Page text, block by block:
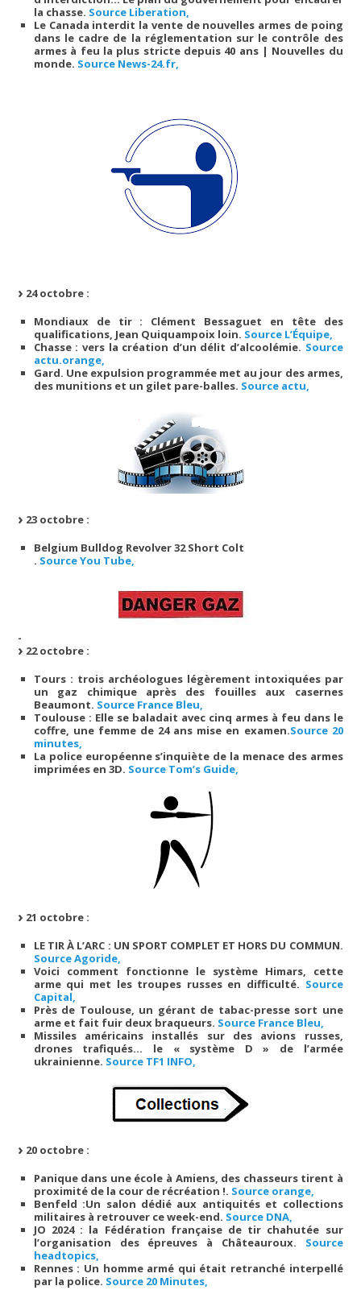
la chasse. Source Liberation,
Le Canada interdit la vente de nouvelles armes de poing
dans le cadre de la réglementation sur le contrôle des
armes à feu la plus stricte depuis 40 ans | Nouvelles du
monde. Source News-24.fr,
24 octobre :
Mondiaux de tir : Clément Bessaguet en tête des
qualifications, Jean Quiquampoix loin. Source L’Équipe,
Chasse : vers la création d’un délit d’alcoolémie. Source
actu.orange,
Gard. Une expulsion programmée met au jour des armes,
des munitions et un gilet pare-balles. Source actu,
23 octobre :
Belgium Bulldog Revolver 32 Short Colt
. Source You Tube,
-
22 octobre :
Tours : trois archéologues légèrement intoxiquées par
un gaz chimique après des fouilles aux casernes
Beaumont. Source France Bleu,
Toulouse : Elle se baladait avec cinq armes à feu dans le
coffre, une femme de 24 ans mise en examen.Source 20
minutes,
La police européenne s’inquiète de la menace des armes
imprimées en 3D. Source Tom’s Guide,
21 octobre :
LE TIR À L’ARC : UN SPORT COMPLET ET HORS DU COMMUN.
Source Agoride,
Voici comment fonctionne le système Himars, cette
arme qui met les troupes russes en difficulté. Source
Capital,
Près de Toulouse, un gérant de tabac-presse sort une
arme et fait fuir deux braqueurs. Source France Bleu,
Missiles américains installés sur des avions russes,
drones trafiqués… le « système D » de l’armée
ukrainienne. Source TF1 INFO,
20 octobre :
Panique dans une école à Amiens, des chasseurs tirent à
proximité de la cour de récréation !. Source orange,
Benfeld :Un salon dédié aux antiquités et collections
militaires à retrouver ce week-end. Source DNA,
JO 2024 : la Fédération française de tir chahutée sur
l’organisation des épreuves à Châteauroux. Source
headtopics,
Rennes : Un homme armé qui était retranché interpellé
par la police. Source 20 Minutes,